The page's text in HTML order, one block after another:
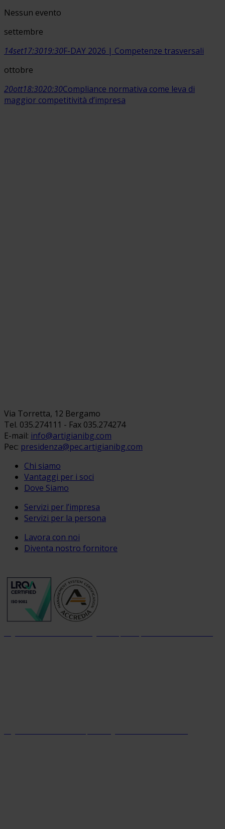
Nessun evento
settembre
14set17:3019:30F-DAY 2026 | Competenze trasversali
ottobre
20ott18:3020:30Compliance normativa come leva di
maggior competitività d’impresa
Via Torretta, 12 Bergamo
Tel. 035.274111 - Fax 035.274274
E-mail: info@artigianibg.com
Pec: presidenza@pec.artigianibg.com
Chi siamo
Vantaggi per i soci
Dove Siamo
Servizi per l’impresa
Servizi per la persona
Lavora con noi
Diventa nostro fornitore